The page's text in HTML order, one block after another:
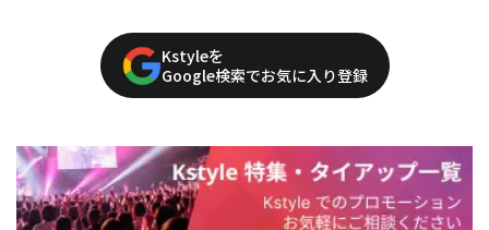
Kstyleを
Google検索でお気に入り登録